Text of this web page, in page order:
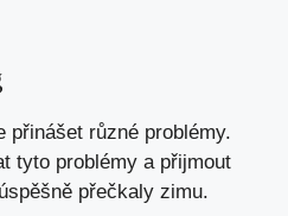
přinášet různé problémy.
tyto problémy a přijmout
přečkaly zimu.